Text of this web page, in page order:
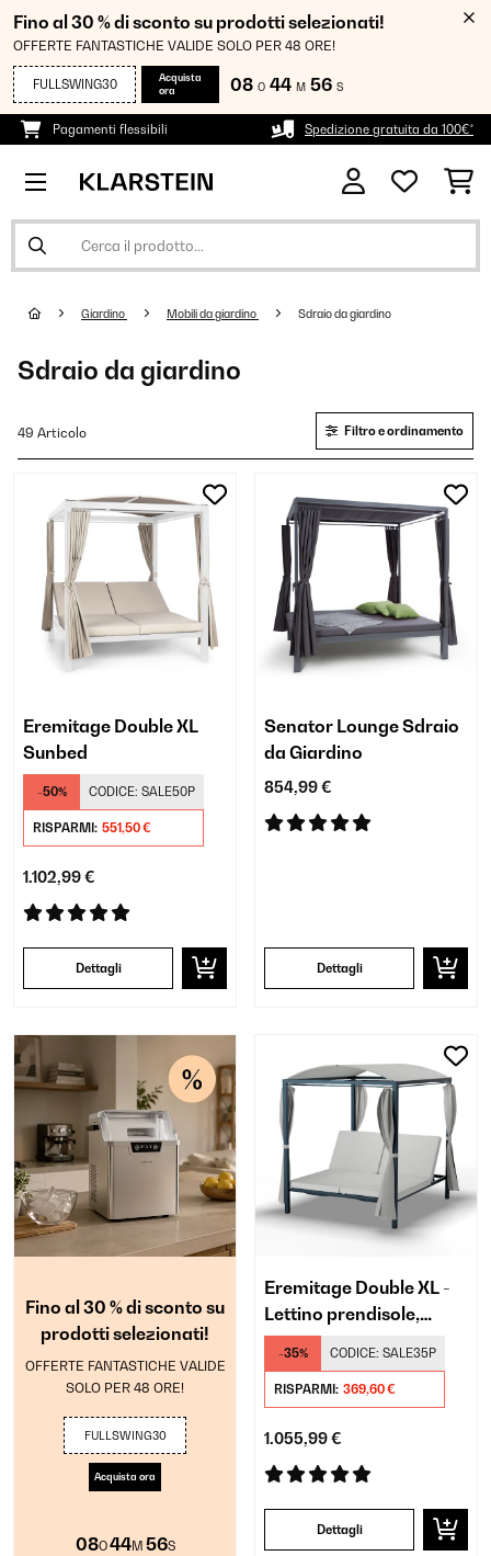
Fino al 30 % di sconto su prodotti selezionati!
OFFERTE FANTASTICHE VALIDE SOLO PER 48 ORE!
FULLSWING30
Acquista
ora
08 O 44 M 55 S
Pagamenti flessibili Spedizione gratuita da 100€*
Giardino Mobili da giardino Sdraio da giardino
Sdraio da giardino
49 Articolo Filtro e ordinamento
Eremitage Double XL
Sunbed
-50% CODICE: SALE50P
RISPARMI: 551,50 €
1.102,99 €
Dettagli
Senator Lounge Sdraio
da Giardino
854,99 €
Dettagli
Fino al 30 % di sconto su
prodotti selezionati!
OFFERTE FANTASTICHE VALIDE
SOLO PER 48 ORE!
FULLSWING30
Acquista ora
08O44M 55S
Eremitage Double XL -
Lettino prendisole,
sunbed | Protezione dal
sole
-35% CODICE: SALE35P
RISPARMI: 369,60 €
1.055,99 €
Dettagli